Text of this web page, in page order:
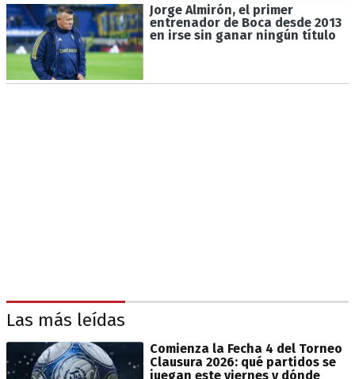
Jorge Almirón, el primer
entrenador de Boca desde 2013
en irse sin ganar ningún título
Las más leídas
Comienza la Fecha 4 del Torneo
Clausura 2026: qué partidos se
juegan este viernes y dónde